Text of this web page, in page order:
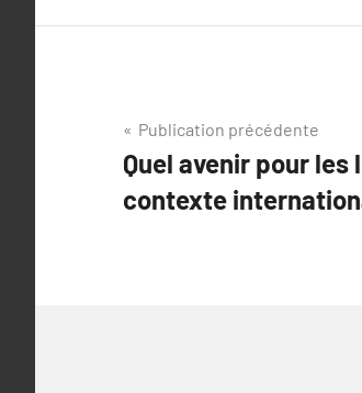
Navigation
de
l’article
Publication précédente
Quel avenir pour
contexte